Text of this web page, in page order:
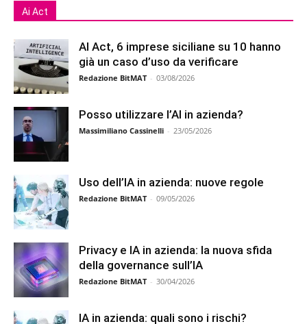
Ai Act
AI Act, 6 imprese siciliane su 10 hanno
già un caso d’uso da verificare
Redazione BitMAT - 03/08/2026
Posso utilizzare l’AI in azienda?
Massimiliano Cassinelli - 23/05/2026
Uso dell’IA in azienda: nuove regole
Redazione BitMAT - 09/05/2026
Privacy e IA in azienda: la nuova sfida
della governance sull’IA
Redazione BitMAT - 30/04/2026
IA in azienda: quali sono i rischi?